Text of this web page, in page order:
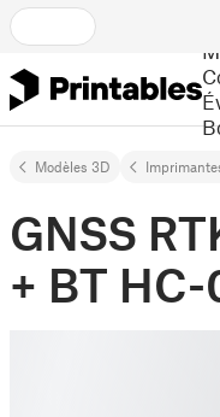
Modèles 3D
GNSS
+ BT HC-